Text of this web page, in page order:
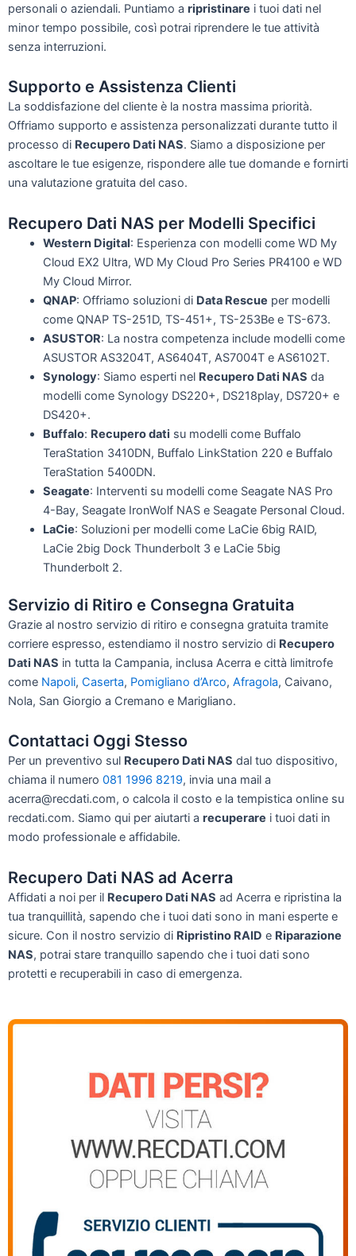
personali o aziendali. Puntiamo a ripristinare i tuoi dati nel
minor tempo possibile, così potrai riprendere le tue attività
senza interruzioni.
Supporto e Assistenza Clienti
La soddisfazione del cliente è la nostra massima priorità.
Offriamo supporto e assistenza personalizzati durante tutto il
processo di Recupero Dati NAS. Siamo a disposizione per
ascoltare le tue esigenze, rispondere alle tue domande e fornirti
una valutazione gratuita del caso.
Recupero Dati NAS per Modelli Specifici
Western Digital: Esperienza con modelli come WD My
Cloud EX2 Ultra, WD My Cloud Pro Series PR4100 e WD
My Cloud Mirror.
QNAP: Offriamo soluzioni di Data Rescue per modelli
come QNAP TS-251D, TS-451+, TS-253Be e TS-673.
ASUSTOR: La nostra competenza include modelli come
ASUSTOR AS3204T, AS6404T, AS7004T e AS6102T.
Synology: Siamo esperti nel Recupero Dati NAS da
modelli come Synology DS220+, DS218play, DS720+ e
DS420+.
Buffalo: Recupero dati su modelli come Buffalo
TeraStation 3410DN, Buffalo LinkStation 220 e Buffalo
TeraStation 5400DN.
Seagate: Interventi su modelli come Seagate NAS Pro
4-Bay, Seagate IronWolf NAS e Seagate Personal Cloud.
LaCie: Soluzioni per modelli come LaCie 6big RAID,
LaCie 2big Dock Thunderbolt 3 e LaCie 5big
Thunderbolt 2.
Servizio di Ritiro e Consegna Gratuita
Grazie al nostro servizio di ritiro e consegna gratuita tramite
corriere espresso, estendiamo il nostro servizio di Recupero
Dati NAS in tutta la Campania, inclusa Acerra e città limitrofe
come Napoli, Caserta, Pomigliano d’Arco, Afragola, Caivano,
Nola, San Giorgio a Cremano e Marigliano.
Contattaci Oggi Stesso
Per un preventivo sul Recupero Dati NAS dal tuo dispositivo,
chiama il numero 081 1996 8219, invia una mail a
acerra@recdati.com, o calcola il costo e la tempistica online su
recdati.com. Siamo qui per aiutarti a recuperare i tuoi dati in
modo professionale e affidabile.
Recupero Dati NAS ad Acerra
Affidati a noi per il Recupero Dati NAS ad Acerra e ripristina la
tua tranquillità, sapendo che i tuoi dati sono in mani esperte e
sicure. Con il nostro servizio di Ripristino RAID e Riparazione
NAS, potrai stare tranquillo sapendo che i tuoi dati sono
protetti e recuperabili in caso di emergenza.